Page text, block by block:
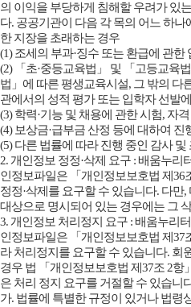
의 이익을 부당하게 침해할 우려가 있
다. 공공기관이 다음 각 목의 어느 하
한 지장을 초래하는 경우
(1) 조세의 부과·징수 또는 환급에 관한
(2) 「초·중등교육법」 및 「고등교육
법」에 따른 평생교육시설, 그 밖의 다
관에서의 성적 평가 또는 입학자 선발
(3) 학력·기능 및 채용에 관한 시험, 자
(4) 보상금·급부금 산정 등에 대하여
(5) 다른 법률에 따라 진행 중인 감사 및
2. 개인정보 정정·삭제 요구 : 배움누
인정보파일은 「개인정보보호법 제36
정정·삭제를 요구할 수 있습니다. 다만
대상으로 명시되어 있는 경우에는 그
3. 개인정보 처리정지 요구 : 배움누리
인정보파일은 「개인정보보호법 제37
라 처리정지를 요구할 수 있습니다. 회
경우 법 「개인정보보호법 제37조 2
은 처리 정지 요구를 거절할 수 있습니
가. 법률에 특별한 규정이 있거나 법령